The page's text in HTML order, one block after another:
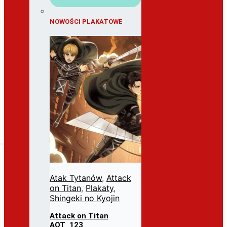
NOWOŚCI PLAKATOWE
Atak Tytanów, Attack
on Titan, Plakaty,
Shingeki no Kyojin
Attack on Titan
AOT_123